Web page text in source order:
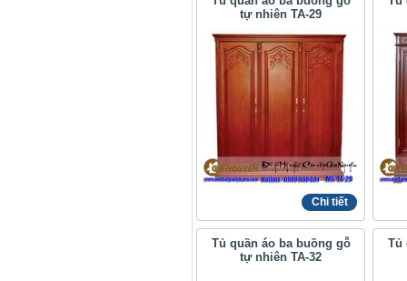
tự nhiên TA-29
Chi tiết
Tủ quần áo ba buồng gỗ
tự nhiên TA-32
Tủ